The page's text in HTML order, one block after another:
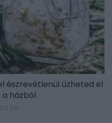
észrevétlenül űzheted el
házból